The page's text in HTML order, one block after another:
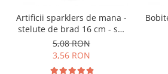
Artificii sparklers de mana -
stelute de brad 16 cm - set
10 buc
5,08 RON
3,56 RON